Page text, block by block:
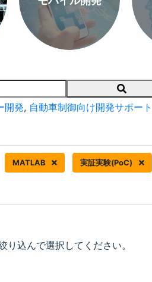
Search
開発, 自動車制御向け開発サポート
MATLAB 実証実験(PoC)
込んで選択してください。